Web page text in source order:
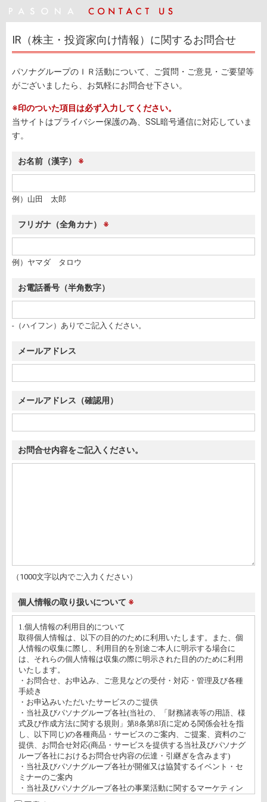
IR（株主・投資家向け情報）に関するお問合せ
パソナグループのＩＲ活動について、ご質問・ご意見・ご要望等
がございましたら、お気軽にお問合せ下さい。
※印のついた項目は必ず入力してください。
当サイトはプライバシー保護の為、SSL暗号通信に対応していま
す。
お名前 （漢字） ※
例）山田 太郎
フリガナ （全角カナ） ※
例）ヤマダ タロウ
お電話番号 （半角数字）
-（ハイフン）ありでご記入ください。
メールアドレス
メールアドレス （確認用）
お問合せ内容をご記入ください。
（1000文字以内でご入力ください）
個人情報の取り扱いについて ※